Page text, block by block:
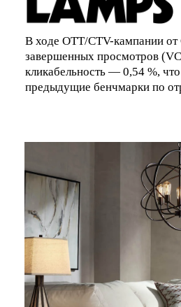
В ходе OTT/CTV-кампании от
завершенных просмотров
кликабельность — 0,54 %,
предыдущие бенчмарки по